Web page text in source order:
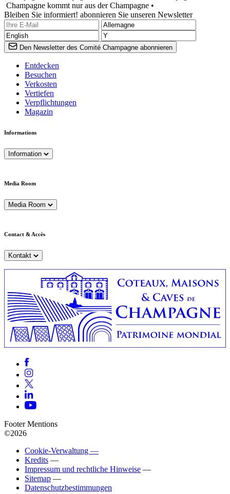
Champagne kommt nur aus der Champagne •
Bleiben Sie informiert! abonnieren Sie unseren Newsletter
Den Newsletter des Comité Champagne abonnieren
Entdecken
Besuchen
Verkosten
Vertiefen
Verpflichtungen
Magazin
Informations
Information
Media Room
Media Room
Contact & Accès
Kontakt
Footer Mentions
©2026
Cookie-Verwaltung —
Kredits —
Impressum und rechtliche Hinweise —
Sitemap —
Datenschutzbestimmungen